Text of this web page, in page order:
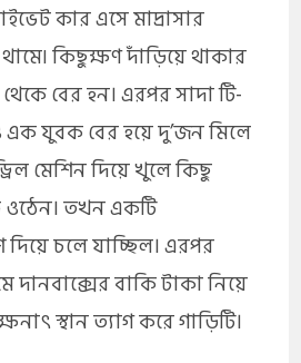
কার এসে মাদ্রাসার
কিছুক্ষণ দাঁড়িয়ে থাকার
বের হন। এরপর সাদা টি-
এক যুবক বের হয়ে দু’জন মিলে
মেশিন দিয়ে খুলে কিছু
ওঠেন। তখন একটি
চলে যাচ্ছিল। এরপর
বাকি টাকা নিয়ে
স্থান ত্যাগ করে গাড়িটি।